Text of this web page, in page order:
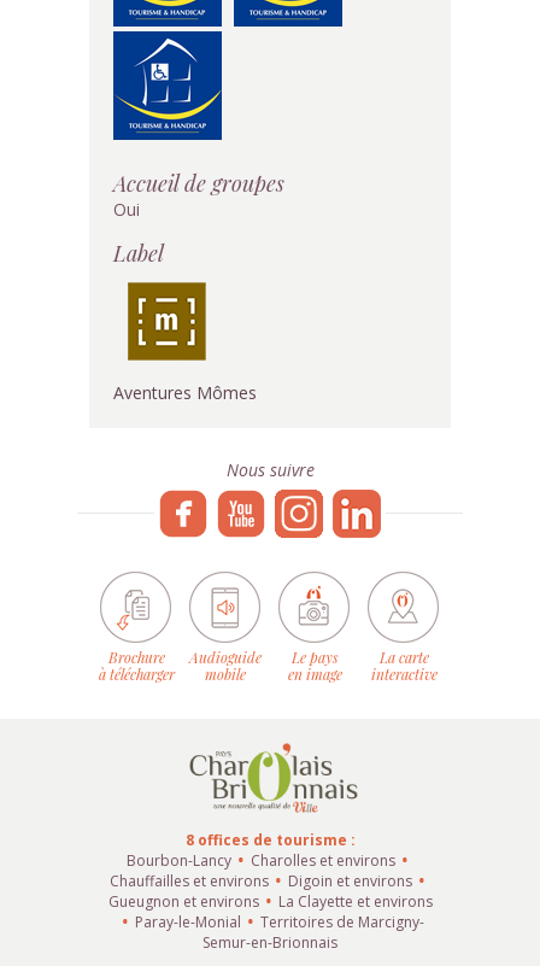
Accueil de groupes
Oui
Label
Aventures Mômes
Nous suivre
Brochure
à télécharger
Audioguide
mobile
Le pays
en image
La carte
interactive
8 offices de tourisme :
Bourbon-Lancy
Charolles et environs
Chauffailles et environs
Digoin et environs
Gueugnon et environs
La Clayette et environs
Paray-le-Monial
Territoires de Marcigny-
Semur-en-Brionnais